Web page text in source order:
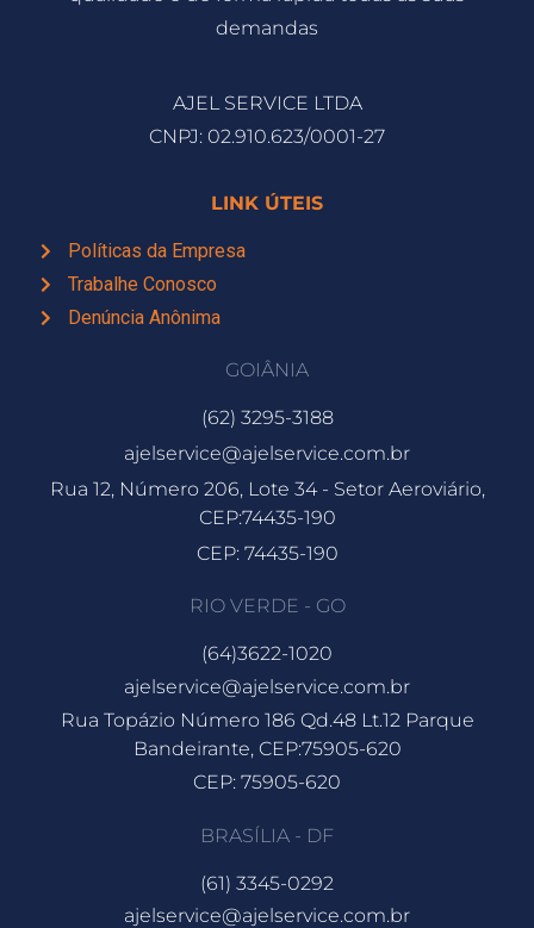
demandas
AJEL SERVICE LTDA
CNPJ: 02.910.623/0001-27
LINK ÚTEIS
Políticas da Empresa
Trabalhe Conosco
Denúncia Anônima
GOIÂNIA
(62) 3295-3188
ajelservice@ajelservice.com.br
Rua 12, Número 206, Lote 34 - Setor Aeroviário,
CEP:74435-190
CEP: 74435-190
RIO VERDE - GO
(64)3622-1020
ajelservice@ajelservice.com.br
Rua Topázio Número 186 Qd.48 Lt.12 Parque
Bandeirante, CEP:75905-620
CEP: 75905-620
BRASÍLIA - DF
(61) 3345-0292
ajelservice@ajelservice.com.br